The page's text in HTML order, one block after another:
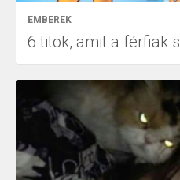
EMBEREK
6 titok, amit a férfiak